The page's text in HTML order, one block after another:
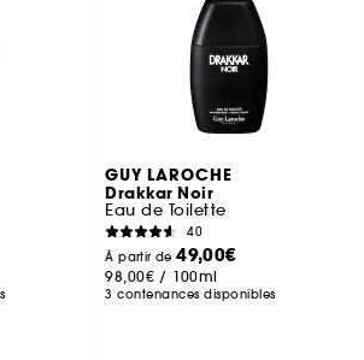
GUY LAROCHE
Drakkar Noir
Eau de Toilette
40
À partir de49,00€
98,00€ / 100ml
3 contenances disponibles